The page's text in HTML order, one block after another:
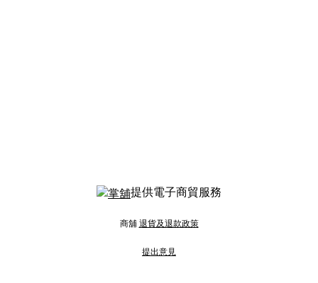
提供電子商貿服務
商舖 退貨及退款政策
提出意見